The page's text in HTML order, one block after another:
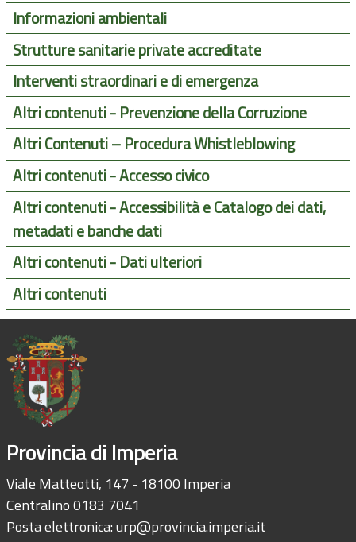
Informazioni ambientali
Strutture sanitarie private accreditate
Interventi straordinari e di emergenza
Altri contenuti - Prevenzione della Corruzione
Altri Contenuti – Procedura Whistleblowing
Altri contenuti - Accesso civico
Altri contenuti - Accessibilità e Catalogo dei dati,
metadati e banche dati
Altri contenuti - Dati ulteriori
Altri contenuti
Provincia di Imperia
Viale Matteotti, 147 - 18100 Imperia
Centralino 0183 7041
Posta elettronica:urp@provincia.imperia.it